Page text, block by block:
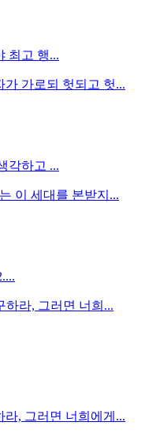
최고 행...
가 가로되 헛되고 헛...
각하고 ...
이 세대를 본받지...
하라, 그러면 너희...
라, 그러면 너희에게...